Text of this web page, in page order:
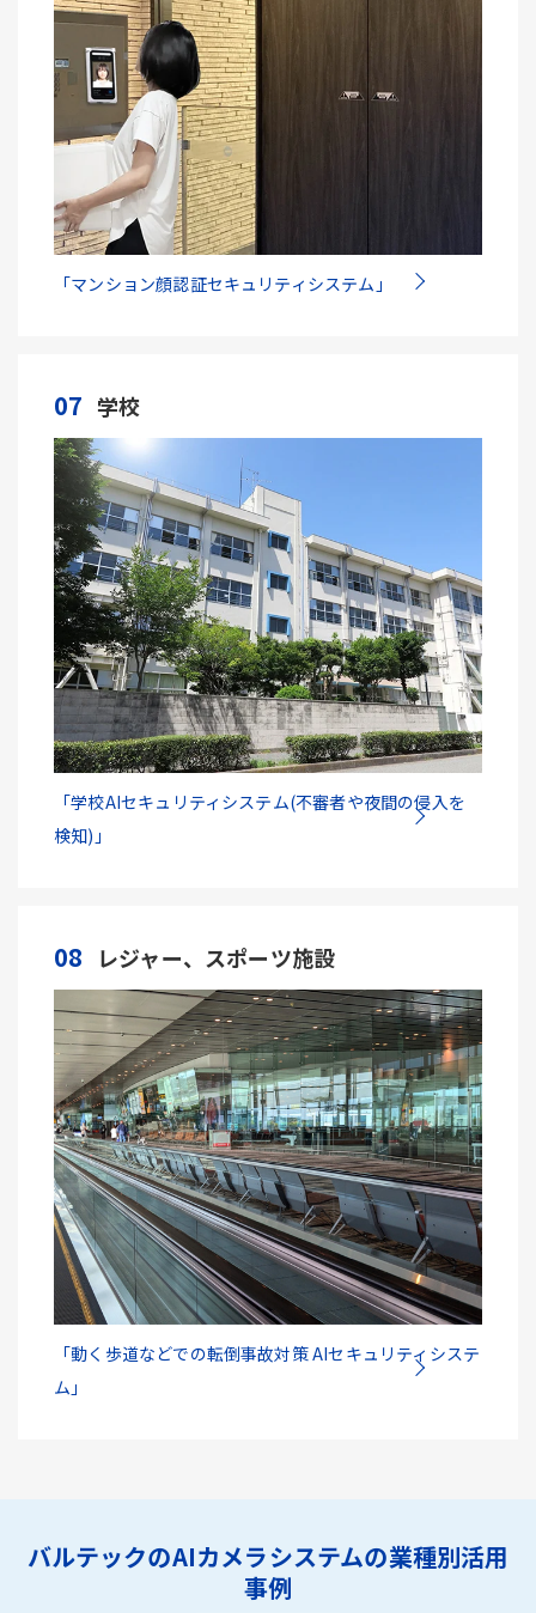
「マンション顔認証セキュリティシステム」
07 学校
「学校AIセキュリティシステム(不審者や夜間の侵入を
検知)」
08 レジャー、スポーツ施設
「動く歩道などでの転倒事故対策 AIセキュリティシステ
ム」
バルテックのAIカメラシステムの業種別活用
事例